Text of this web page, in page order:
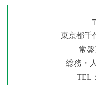
東京都千
常盤
総務・
TEL：